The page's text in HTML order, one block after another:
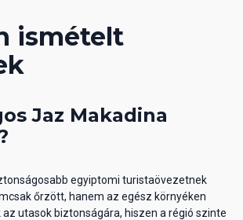
ismételt
Jaz Makadina
egyiptomi turistaövezetnek
őrzött, hanem az egész környéken
utasok biztonságára, hiszen a régió szinte